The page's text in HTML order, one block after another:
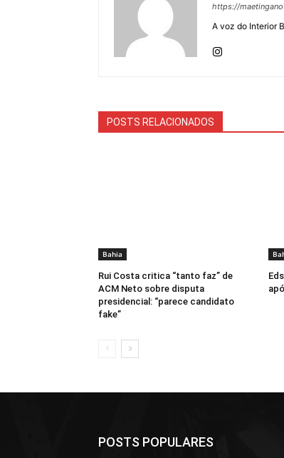
https://
A voz do Interior
POSTS RELACIONADOS
Bahia
Rui Costa critica “tanto faz” de
ACM Neto sobre disputa
presidencial: “parece candidato
fake”
POSTS POPULARES